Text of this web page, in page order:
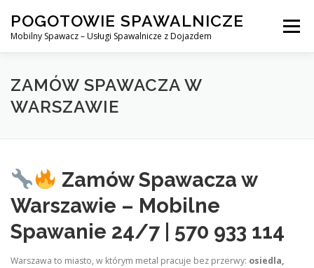
content
POGOTOWIE SPAWALNICZE
Mobilny Spawacz – Usługi Spawalnicze z Dojazdem
Menu
MOBILNY SPAWACZ WARSZAWA
KONTAKT
ZAMÓW SPAWACZA W
WARSZAWIE
Zamów Spawacza w
Warszawie – Mobilne
Spawanie 24/7 | 570 933 114
Warszawa to miasto, w którym metal pracuje bez przerwy: osiedla,